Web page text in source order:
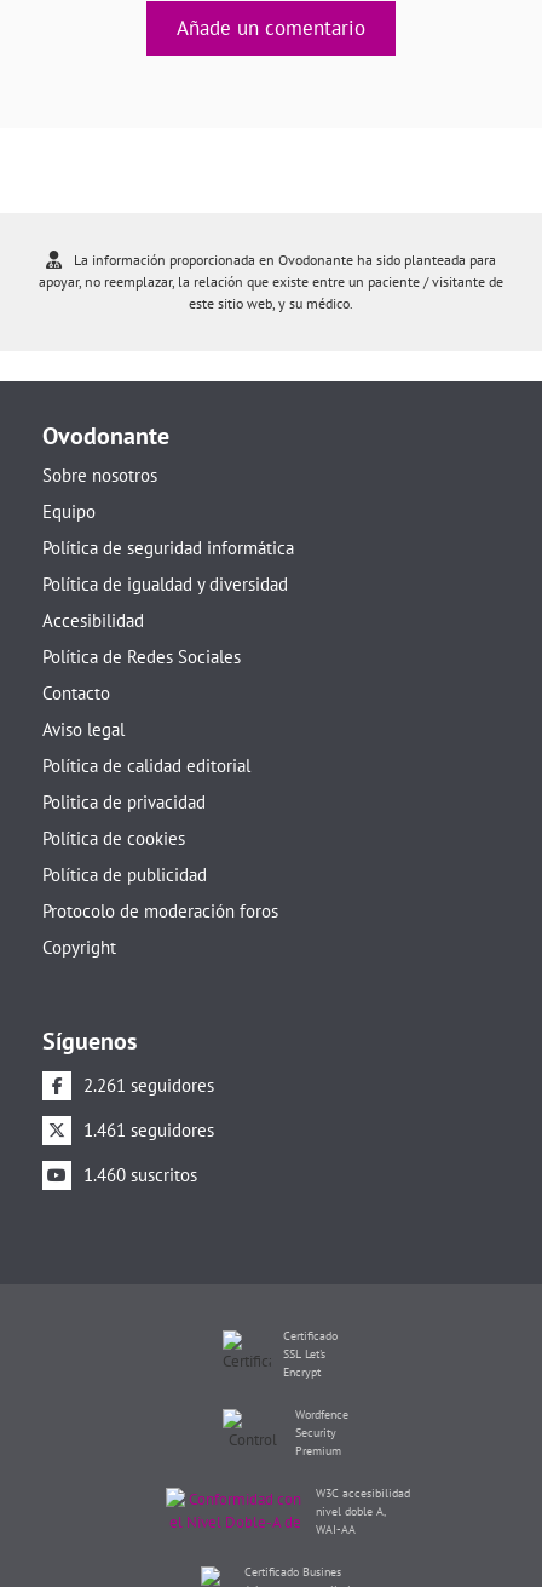
Añade un comentario
La información proporcionada en Ovodonante ha sido planteada para
apoyar, no reemplazar, la relación que existe entre un paciente / visitante de
este sitio web, y su médico.
Ovodonante
Sobre nosotros
Equipo
Política de seguridad informática
Política de igualdad y diversidad
Accesibilidad
Política de Redes Sociales
Contacto
Aviso legal
Política de calidad editorial
Politica de privacidad
Política de cookies
Política de publicidad
Protocolo de moderación foros
Copyright
Síguenos
2.261 seguidores
1.461 seguidores
1.460 suscritos
Certificado
SSL Let's
Encrypt
Wordfence
Security
Premium
W3C accesibilidad
nivel doble A,
WAI-AA
Certificado Busines